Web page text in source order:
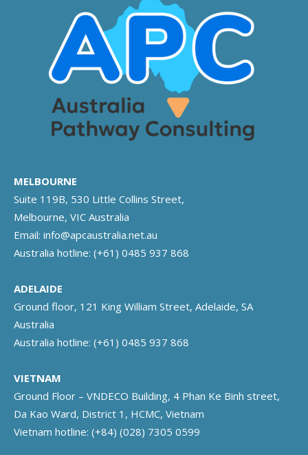
MELBOURNE
Suite 119B, 530 Little Collins Street,
Melbourne, VIC Australia
Email: info@apcaustralia.net.au
Australia hotline: (+61) 0485 937 868
ADELAIDE
Ground floor, 121 King William Street, Adelaide, SA
Australia
Australia hotline: (+61) 0485 937 868
VIETNAM
Ground Floor – VNDECO Building, 4 Phan Ke Binh street,
Da Kao Ward, District 1, HCMC, Vietnam
Vietnam hotline: (+84) (028) 7305 0599